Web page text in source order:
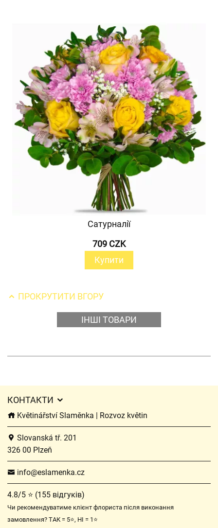
Сатурналії
709 CZK
Купити
ПРОКРУТИТИ ВГОРУ
ІНШІ ТОВАРИ
КОНТАКТИ
Květinářství Slaměnka | Rozvoz květin
Slovanská tř. 201
326 00 Plzeň
info@eslamenka.cz
4.8/5 ⭐ (155 відгуків)
Чи рекомендуватиме клієнт флориста після виконання
замовлення? ТАК = 5⭐, НІ = 1⭐